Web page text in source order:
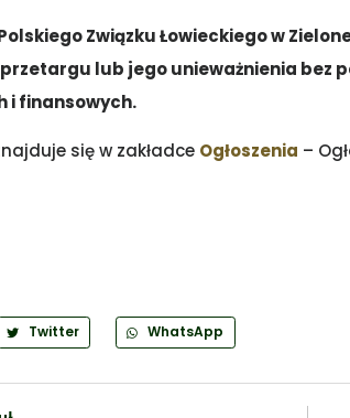
Związku Łowieckiego w
lub jego unieważnienia bez
i finansowych.
się w zakładce Ogłoszenia –
Twitter WhatsApp